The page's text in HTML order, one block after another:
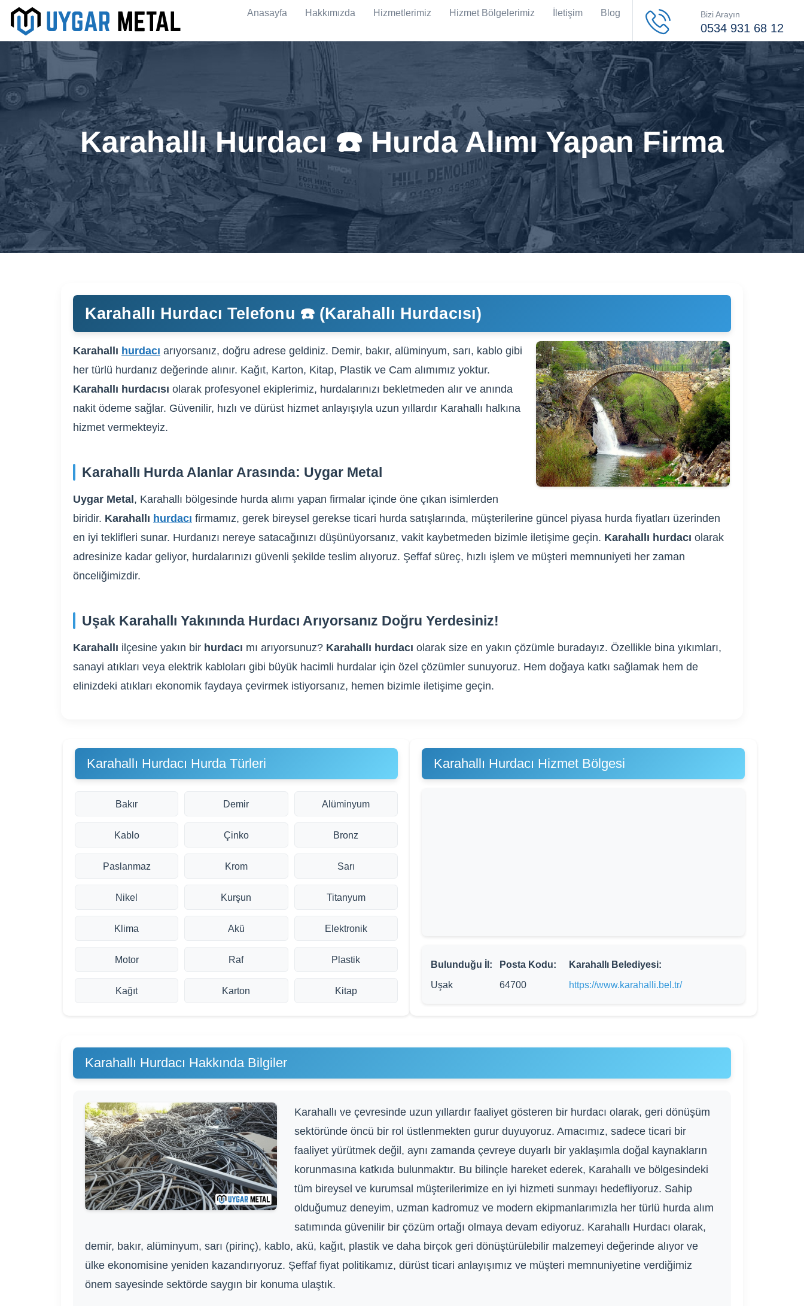
Anasayfa Hakkımızda Hizmetlerimiz Hizmet Bölgelerimiz İletişim Blog Bizi Arayın
0534 931 68 12
Karahallı Hurdacı ☎️ Hurda Alımı Yapan Firma
Karahallı Hurdacı Telefonu ☎️ (Karahallı Hurdacısı)
Karahallı hurdacı arıyorsanız, doğru adrese geldiniz. Demir, bakır, alüminyum, sarı, kablo gibi
her türlü hurdanız değerinde alınır. Kağıt, Karton, Kitap, Plastik ve Cam alımımız yoktur.
Karahallı hurdacısı olarak profesyonel ekiplerimiz, hurdalarınızı bekletmeden alır ve anında
nakit ödeme sağlar. Güvenilir, hızlı ve dürüst hizmet anlayışıyla uzun yıllardır Karahallı halkına
hizmet vermekteyiz.
Karahallı Hurda Alanlar Arasında: Uygar Metal
Uygar Metal , Karahallı bölgesinde hurda alımı yapan firmalar içinde öne çıkan isimlerden
biridir. Karahallı hurdacı firmamız, gerek bireysel gerekse ticari hurda satışlarında, müşterilerine güncel piyasa hurda fiyatları üzerinden
en iyi teklifleri sunar. Hurdanızı nereye satacağınızı düşünüyorsanız, vakit kaybetmeden bizimle iletişime geçin. Karahallı hurdacı olarak
adresinize kadar geliyor, hurdalarınızı güvenli şekilde teslim alıyoruz. Şeffaf süreç, hızlı işlem ve müşteri memnuniyeti her zaman
önceliğimizdir.
Uşak Karahallı Yakınında Hurdacı Arıyorsanız Doğru Yerdesiniz!
Karahallı ilçesine yakın bir hurdacı mı arıyorsunuz? Karahallı hurdacı olarak size en yakın çözümle buradayız. Özellikle bina yıkımları,
sanayi atıkları veya elektrik kabloları gibi büyük hacimli hurdalar için özel çözümler sunuyoruz. Hem doğaya katkı sağlamak hem de
elinizdeki atıkları ekonomik faydaya çevirmek istiyorsanız, hemen bizimle iletişime geçin.
Karahallı Hurdacı Hurda Türleri
Bakır Demir Alüminyum
Kablo Çinko Bronz
Paslanmaz Krom Sarı
Nikel Kurşun Titanyum
Klima Akü Elektronik
Motor Raf Plastik
Kağıt Karton Kitap
Karahallı Hurdacı Hizmet Bölgesi
Bulunduğu İl:
Uşak
Posta Kodu:
64700
Karahallı Belediyesi:
https://www.karahalli.bel.tr/
Karahallı Hurdacı Hakkında Bilgiler
Karahallı ve çevresinde uzun yıllardır faaliyet gösteren bir hurdacı olarak, geri dönüşüm
sektöründe öncü bir rol üstlenmekten gurur duyuyoruz. Amacımız, sadece ticari bir
faaliyet yürütmek değil, aynı zamanda çevreye duyarlı bir yaklaşımla doğal kaynakların
korunmasına katkıda bulunmaktır. Bu bilinçle hareket ederek, Karahallı ve bölgesindeki
tüm bireysel ve kurumsal müşterilerimize en iyi hizmeti sunmayı hedefliyoruz. Sahip
olduğumuz deneyim, uzman kadromuz ve modern ekipmanlarımızla her türlü hurda alım
satımında güvenilir bir çözüm ortağı olmaya devam ediyoruz. Karahallı Hurdacı olarak,
demir, bakır, alüminyum, sarı (pirinç), kablo, akü, kağıt, plastik ve daha birçok geri dönüştürülebilir malzemeyi değerinde alıyor ve
ülke ekonomisine yeniden kazandırıyoruz. Şeffaf fiyat politikamız, dürüst ticari anlayışımız ve müşteri memnuniyetine verdiğimiz
önem sayesinde sektörde saygın bir konuma ulaştık.